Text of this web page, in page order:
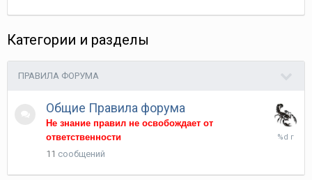
Категории и разделы
ПРАВИЛА ФОРУМА
Общие Правила форума
Не знание правил не освобождает от
ответственности
11 сообщений
18